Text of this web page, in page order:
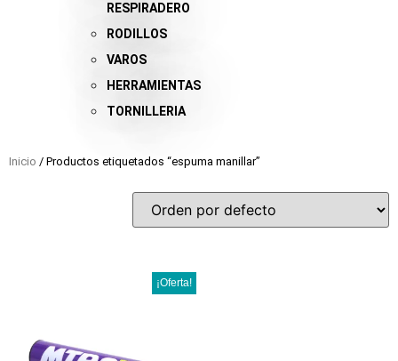
RESPIRADERO
RODILLOS
VAROS
HERRAMIENTAS
TORNILLERIA
Inicio / Productos etiquetados “espuma manillar”
¡Oferta!